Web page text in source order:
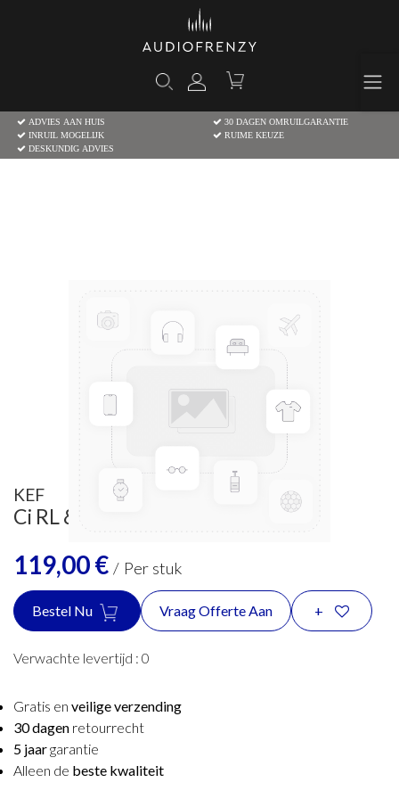
ADVIES AAN HUIS
30 DAGEN OMRUILGARANTIE
INRUIL MOGELIJK
RUIME KEUZE
DESKUNDIG ADVIES
KEF
Ci RL & REF Grill 3160 CGB
119,00€ / Per stuk
Bestel Nu Vraag Offerte Aan +
Verwachte levertijd : 0
Gratis en veilige verzending
30 dagen retourrecht
5 jaargarantie
Alleen de beste kwaliteit